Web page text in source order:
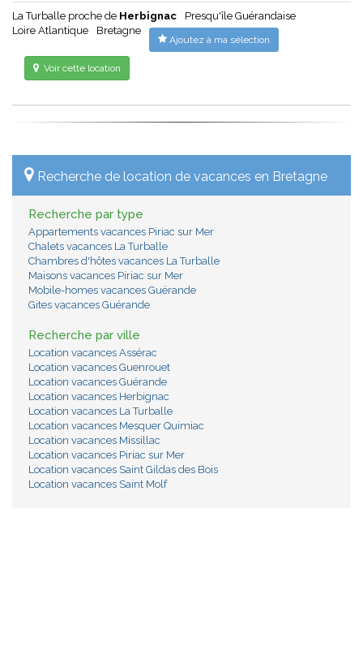
La Turballe proche de Herbignac
Presqu'île Guérandaise
Loire Atlantique
Bretagne
Ajoutez à ma sélection
Voir cette location
Recherche de location de vacances en Bretagne
Recherche par type
Appartements vacances Piriac sur Mer
Chalets vacances La Turballe
Chambres d'hôtes vacances La Turballe
Maisons vacances Piriac sur Mer
Mobile-homes vacances Guérande
Gites vacances Guérande
Recherche par ville
Location vacances Assérac
Location vacances Guenrouet
Location vacances Guérande
Location vacances Herbignac
Location vacances La Turballe
Location vacances Mesquer Quimiac
Location vacances Missillac
Location vacances Piriac sur Mer
Location vacances Saint Gildas des Bois
Location vacances Saint Molf